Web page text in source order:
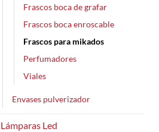
Frascos boca de grafar
Frascos boca enroscable
Frascos para mikados
Perfumadores
Viales
Envases pulverizador
Lámparas Led